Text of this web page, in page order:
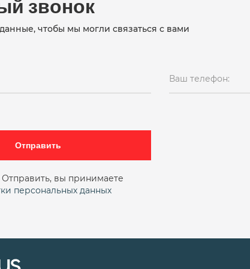
звонок
чтобы мы могли связаться с вами
Ваш телефон:
Отправить
вы принимаете
персональных данных